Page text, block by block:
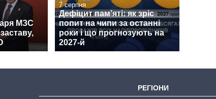
МЗС
7 серпня
Дефіцит пам’яті: як зріс
попит на чипи за останні
роки і що прогнозують на
2027-й
РЕГІОНИ